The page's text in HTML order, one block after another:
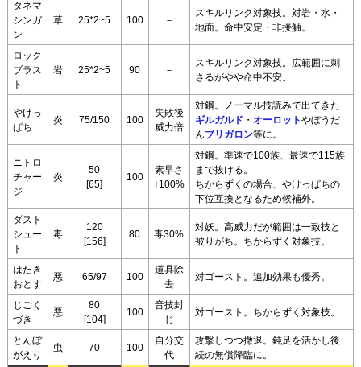
タネマ
シンガ
ン
草 25*2~5 100 －
スキルリンク対象技。対岩・水・
地面。命中安定・非接触。
ロック
ブラス
ト
岩 25*2~5 90 －
スキルリンク対象技。広範囲に刺
さるがやや命中不安。
やけっ
ぱち
炎 75/150 100
失敗後
威力倍
対鋼。ノーマル技読みで出てきた
ギルガルド ・ オーロットやぼうだ
んブリガロン等に。
ニトロ
チャー
ジ
炎
50
[65]
100
素早さ
↑100%
対鋼。準速で100族、最速で115族
まで抜ける。
ちからずくの場合、やけっぱちの
下位互換となるため候補外。
ダスト
シュー
ト
毒
120
[156]
80 毒30%
対妖。高威力だが範囲は一致技と
被りがち。ちからずく対象技。
はたき
おとす
悪 65/97 100
道具除
去
対ゴースト。追加効果も優秀。
じごく
づき
悪
80
[104]
100
音技封
じ
対ゴースト。ちからずく対象技。
とんぼ
がえり
虫 70 100
自分交
代
攻撃しつつ撤退。鈍足を活かし後
続の無償降臨に。